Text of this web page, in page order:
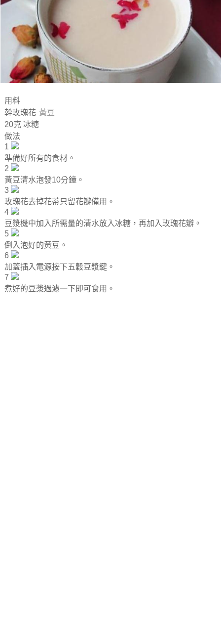
用料
幹玫瑰花 黃豆
20克 冰糖
做法
1
準備好所有的食材。
2
黃豆清水泡發10分鐘。
3
玫瑰花去掉花蒂只留花瓣備用。
4
豆漿機中加入所需量的清水放入冰糖，再加入玫瑰花瓣。
5
倒入泡好的黃豆。
6
加蓋插入電源按下五穀豆漿鍵。
7
煮好的豆漿過濾一下即可食用。